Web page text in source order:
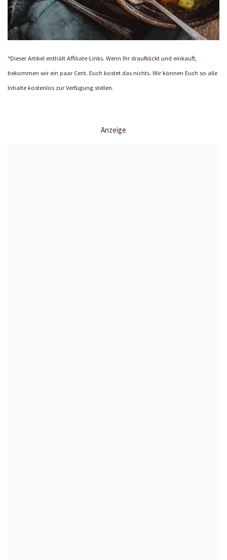
*Dieser Artikel enthält Affiliate-Links. Wenn Ihr draufklickt und einkauft,
bekommen wir ein paar Cent. Euch kostet das nichts. Wir können Euch so alle
Inhalte kostenlos zur Verfügung stellen.
Anzeige